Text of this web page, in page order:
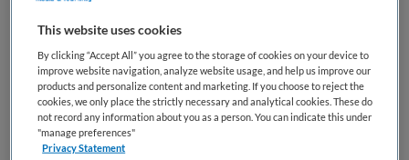
Over de functie Heb jij een warm hart voor mensen van
verschillende culturen en achtergronden, en wil je zorg
bieden aan wie dat het meest nodig heeft? Als
doktersassistent ben jij vaak het eerste vertrouwde gezicht
dat bewoners zien wanneer ze met een zorgvraag
This website uses cookies
By clicking “Accept All” you agree to the storage of cookies on your device to
improve website navigation, analyze website usage, and help us improve our
products and personalize content and marketing. If you choose to reject the
cookies, we only place the strictly necessary and analytical cookies. These do
not record any information about you as a person. You can indicate this under
"manage preferences"
Privacy Statement